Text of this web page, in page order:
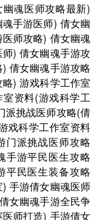
魂医师攻略最新)
手游医师) 倩女幽
师攻略) 倩女幽魂
) 倩女幽魂手游攻
) 倩女幽魂手游攻略
) 游戏科学工作室
资料(游戏科学工
派挑战医师攻略(倩
戏科学工作室资料
门派挑战医师攻略
手游平民医生攻略
平民医生装备攻略
) 手游倩女幽魂医师
倩女幽魂手游全民争
师打造) 手游倩女